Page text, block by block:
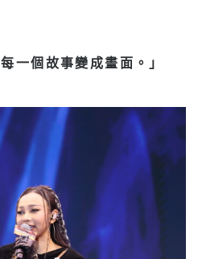
一個故事變成畫面。」